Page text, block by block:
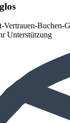
Vertrauen-Buchen-
Unterstützung